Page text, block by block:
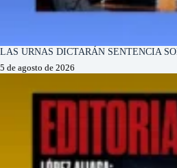
LAS URNAS DICTARÁN SENTENCIA
5 de agosto de 2026